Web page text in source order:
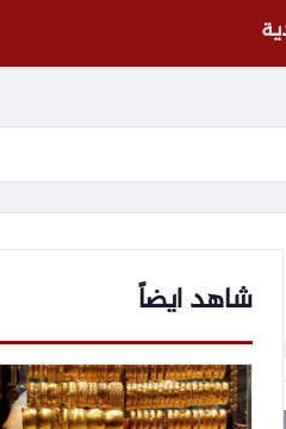
شاهد ايضاً